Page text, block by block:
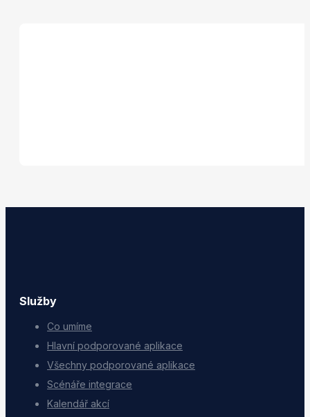
Služby
Co umíme
Hlavní podporované aplikace
Všechny podporované aplikace
Scénáře integrace
Kalendář akcí